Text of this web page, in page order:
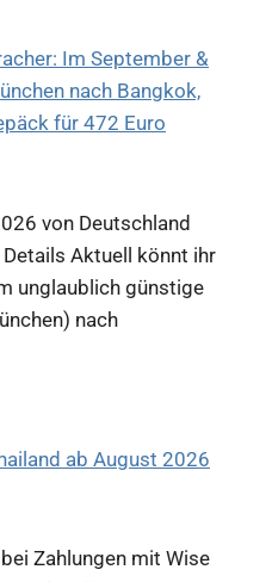
Im September &
nach Bangkok,
für 472 Euro
von Deutschland
Aktuell könnt ihr
unglaublich günstige
nach
ab August 2026
Zahlungen mit Wise